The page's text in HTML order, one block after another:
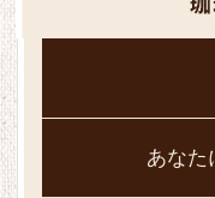
あなた